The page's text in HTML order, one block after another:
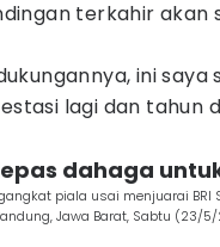
terkahir akan
ini saya
lagi dan tahun
dahaga
piala usai menjuarai
Jawa Barat, Sabtu (23/5/